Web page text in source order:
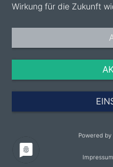
Wirkung für die Zukunft
Powered by
Impressum